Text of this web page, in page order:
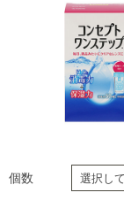
個数